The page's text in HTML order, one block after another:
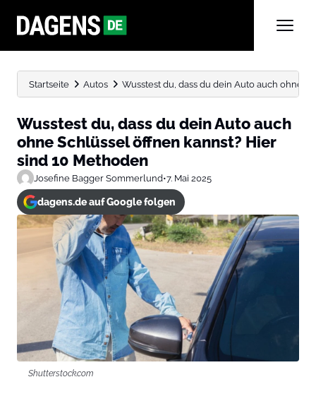
Startseite Autos Wusstest du, dass du dein Auto auch ohne
Wusstest du, dass du dein Auto auch
ohne Schlüssel öffnen kannst? Hier
sind 10 Methoden
Josefine Bagger Sommerlund•7. Mai 2025
dagens.de auf Google folgen
Shutterstock.com